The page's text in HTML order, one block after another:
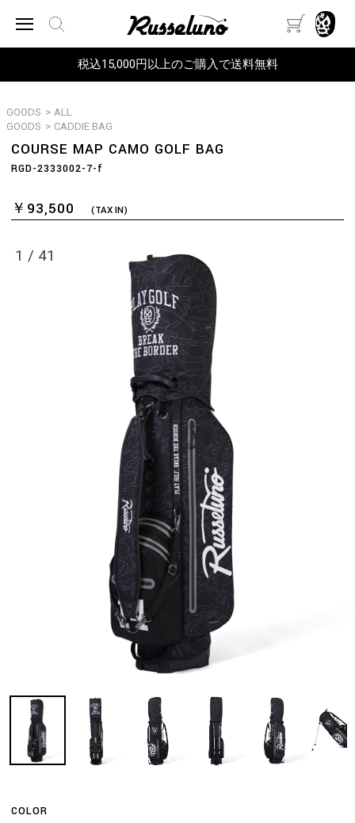
税込15,000円以上のご購入で送料無料
GOODS > ALL
GOODS > CADDIE BAG
COURSE MAP CAMO GOLF BAG
RGD-2333002-7-f
￥93,500 (TAX IN)
1 / 41
COLOR